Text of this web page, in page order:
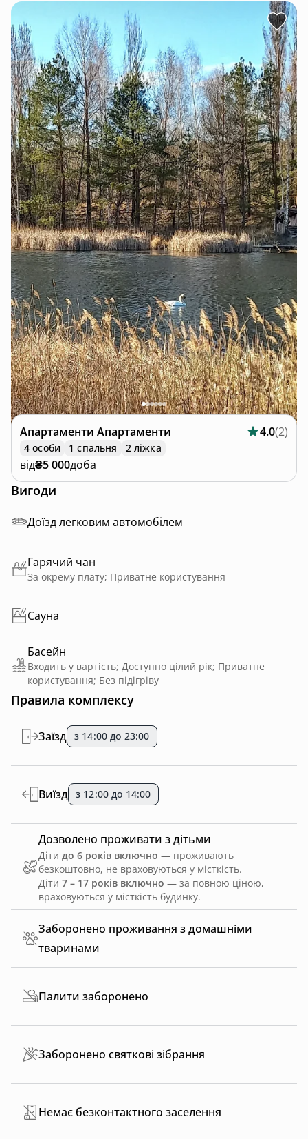
Апартаменти Апартаменти 4.0(2)
4 особи 1 спальня 2 ліжка
від₴5 000доба
Вигоди
Доїзд легковим автомобілем
Гарячий чан
За окрему плату; Приватне користування
Сауна
Басейн
Входить у вартість; Доступно цілий рік; Приватне
користування; Без підігріву
Правила комплексу
Заборонено проживання з домашніми
тваринами
Заїзд з 14:00 до 23:00
Виїзд з 12:00 до 14:00
Дозволено проживати з дітьми
Діти до 6 років включно — проживають
безкоштовно, не враховуються у місткість.
Діти 7 – 17 років включно — за повною ціною,
враховуються у місткість будинку.
Палити заборонено
Заборонено святкові зібрання
Немає безконтактного заселення